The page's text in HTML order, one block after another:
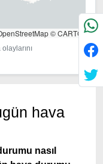
© CARTO
hava
nasıl